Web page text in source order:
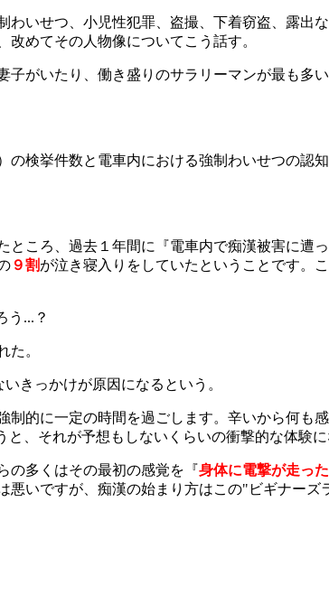
いせつ、小児性犯罪、盗撮、下着窃盗、露出
めてその人物像についてこう話す。
子がいたり、働き盛りのサラリーマンが最も
の検挙件数と電車内における強制わいせつの
ところ、過去１年間に『電車内で痴漢被害に
９割が泣き寝入り をしていたということです。
う...？
た。
きっかけが原因になるという。
制的に一定の時間を過ごします。辛いから何も
、それが予想もしないくらいの衝撃的な体験
の多くはその最初の感覚を『身体に電撃が走った
悪いですが、痴漢の始まり方はこの"ビギナー